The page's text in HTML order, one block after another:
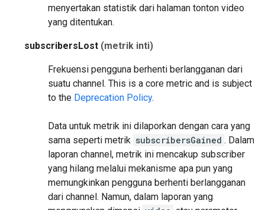
menyertakan statistik dari halaman tonton video
yang ditentukan.
subscribersLost (metrik inti)
Frekuensi pengguna berhenti berlangganan dari
suatu channel. This is a core metric and is subject
to the Deprecation Policy.
Data untuk metrik ini dilaporkan dengan cara yang
sama seperti metrik subscribersGained . Dalam
laporan channel, metrik ini mencakup subscriber
yang hilang melalui mekanisme apa pun yang
memungkinkan pengguna berhenti berlangganan
dari channel. Namun, dalam laporan yang